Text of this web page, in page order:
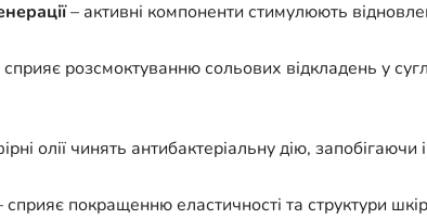
– активні компоненти стимулюють
сприяє розсмоктуванню сольових відкладень у
олії чинять антибактеріальну дію,
сприяє покращенню еластичності та структури